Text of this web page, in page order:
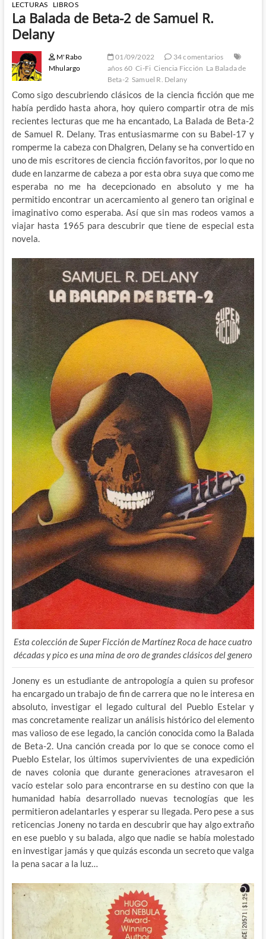
LECTURAS LIBROS
La Balada de Beta-2 de Samuel R.
Delany
M'Rabo
Mhulargo
01/09/2022
34 comentarios
años 60 Ci-Fi Ciencia Ficción La Balada de
Beta-2 Samuel R. Delany
Como sigo descubriendo clásicos de la ciencia ficción que me
había perdido hasta ahora, hoy quiero compartir otra de mis
recientes lecturas que me ha encantado, La Balada de Beta-2
de Samuel R. Delany. Tras entusiasmarme con su Babel-17 y
romperme la cabeza con Dhalgren, Delany se ha convertido en
uno de mis escritores de ciencia ficción favoritos, por lo que no
dude en lanzarme de cabeza a por esta obra suya que como me
esperaba no me ha decepcionado en absoluto y me ha
permitido encontrar un acercamiento al genero tan original e
imaginativo como esperaba. Así que sin mas rodeos vamos a
viajar hasta 1965 para descubrir que tiene de especial esta
novela.
Esta colección de Super Ficción de Martínez Roca de hace cuatro
décadas y pico es una mina de oro de grandes clásicos del genero
Joneny es un estudiante de antropología a quien su profesor
ha encargado un trabajo de fin de carrera que no le interesa en
absoluto, investigar el legado cultural del Pueblo Estelar y
mas concretamente realizar un análisis histórico del elemento
mas valioso de ese legado, la canción conocida como la Balada
de Beta-2. Una canción creada por lo que se conoce como el
Pueblo Estelar, los últimos supervivientes de una expedición
de naves colonia que durante generaciones atravesaron el
vacío estelar solo para encontrarse en su destino con que la
humanidad había desarrollado nuevas tecnologías que les
permitieron adelantarles y esperar su llegada. Pero pese a sus
reticencias Joneny no tarda en descubrir que hay algo extraño
en ese pueblo y su balada, algo que nadie se había molestado
en investigar jamás y que quizás esconda un secreto que valga
la pena sacar a la luz…